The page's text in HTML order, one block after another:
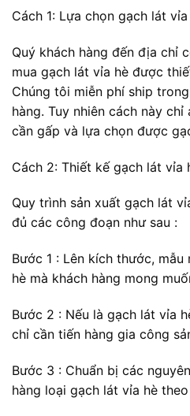
Cách 1: Lựa chọn gạch lát
Quý khách hàng đến địa chỉ
mua gạch lát vỉa hè được
Chúng tôi miễn phí ship
hàng. Tuy nhiên cách này
cần gấp và lựa chọn được
Cách 2: Thiết kế gạch lát vỉa
Quy trình sản xuất gạch lát
đủ các công đoạn như sau :
Bước 1 : Lên kích thước,
hè mà khách hàng mong
Bước 2 : Nếu là gạch lát vỉa
chỉ cần tiến hàng gia công
Bước 3 : Chuẩn bị các
hàng loại gạch lát vỉa hè